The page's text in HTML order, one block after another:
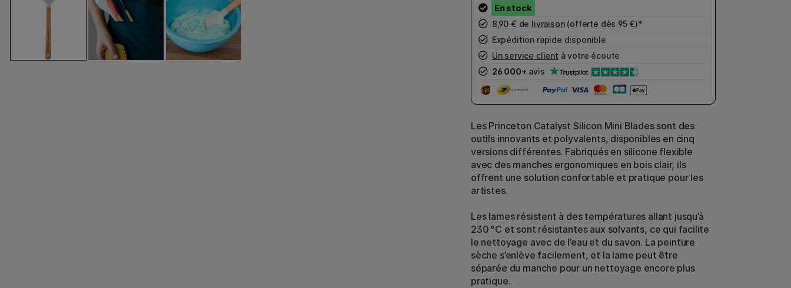
8,90 € de livraison(offerte dès 95 €)*
Expédition rapide disponible
Un service client à votre écoute
26 000+ avis
Les Princeton Catalyst Silicon Mini Blades sont des
outils innovants et polyvalents, disponibles en cinq
versions différentes. Fabriqués en silicone flexible
avec des manches ergonomiques en bois clair, ils
offrent une solution confortable et pratique pour les
artistes.
Les lames résistent à des températures allant jusqu’à
230 °C et sont résistantes aux solvants, ce qui facilite
le nettoyage avec de l’eau et du savon. La peinture
sèche s’enlève facilement, et la lame peut être
séparée du manche pour un nettoyage encore plus
pratique.